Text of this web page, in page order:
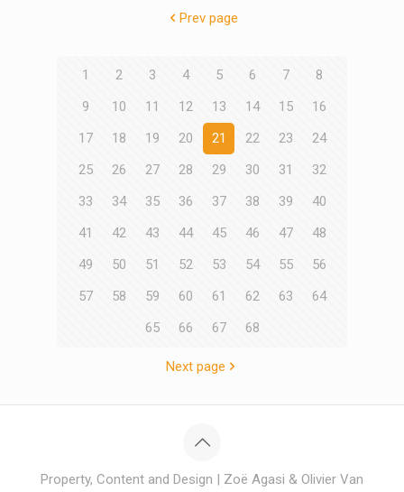
Prev page
1 2 3 4 5 6 7
8
9
10 11 12 13 14 15
16
17
18 19 20 21 22 23
24
25
26 27 28 29 30 31
32
33
34 35 36 37 38 39
40
41
42 43 44 45 46 47
48
49
50 51 52 53 54 55
56
57
58 59 60 61 62 63
64
65
66 67 68
Next page
Property, Content and Design | Zoë Agasi & Olivier Van